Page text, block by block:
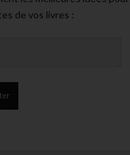
de vos livres :